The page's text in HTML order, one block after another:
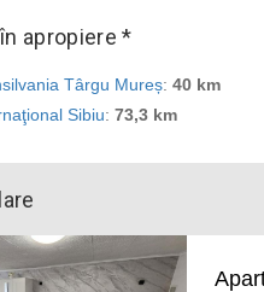
apropiere *
Târgu Mureș: 40 km
Sibiu: 73,3 km